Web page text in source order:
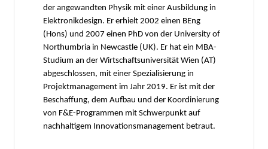
der angewandten Physik mit einer Ausbildung in
Elektronikdesign. Er erhielt 2002 einen BEng
(Hons) und 2007 einen PhD von der University of
Northumbria in Newcastle (UK). Er hat ein MBA-
Studium an der Wirtschaftsuniversität Wien (AT)
abgeschlossen, mit einer Spezialisierung in
Projektmanagement im Jahr 2019. Er ist mit der
Beschaffung, dem Aufbau und der Koordinierung
von F&E-Programmen mit Schwerpunkt auf
nachhaltigem Innovationsmanagement betraut.